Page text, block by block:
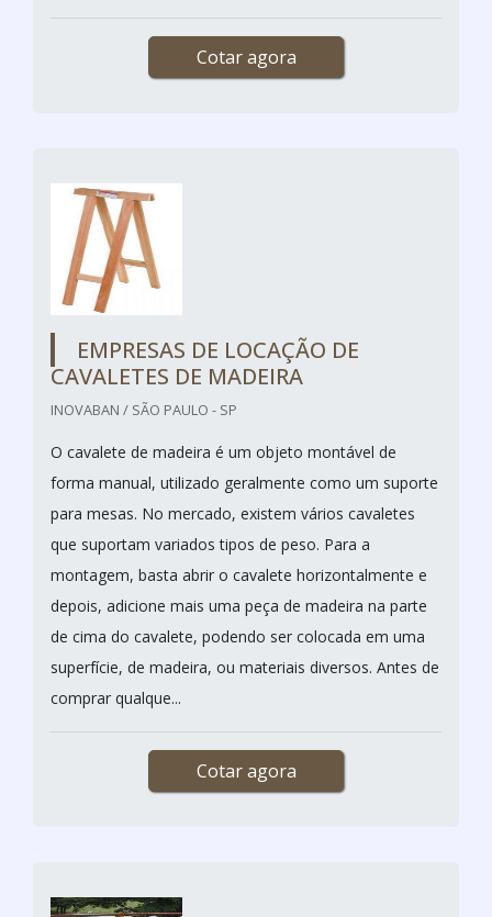
Cotar agora
EMPRESAS DE LOCAÇÃO DE
CAVALETES DE MADEIRA
INOVABAN / SÃO PAULO - SP
O cavalete de madeira é um objeto montável de
forma manual, utilizado geralmente como um suporte
para mesas. No mercado, existem vários cavaletes
que suportam variados tipos de peso. Para a
montagem, basta abrir o cavalete horizontalmente e
depois, adicione mais uma peça de madeira na parte
de cima do cavalete, podendo ser colocada em uma
superfície, de madeira, ou materiais diversos. Antes de
comprar qualque...
Cotar agora